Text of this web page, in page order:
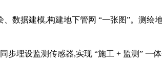
数据建模,构建地下管网 “一张图”。测
步埋设监测传感器,实现 “施工 + 监测” 一